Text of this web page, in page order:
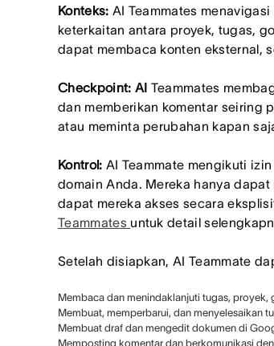
Konteks: AI Teammates
keterkaitan antara proyek, tugas,
dapat membaca konten eksternal,
Checkpoint: AI Teammates
dan memberikan komentar seiring
atau meminta perubahan kapan
Kontrol: AI Teammate mengikuti
domain Anda. Mereka hanya
dapat mereka akses secara
Teammates untuk detail
Setelah disiapkan, AI Teammate
Membaca dan menindaklanjuti tugas,
Membuat, memperbarui, dan menyelesaikan
Membuat draf dan mengedit dokumen di
Memposting komentar dan berkomunikasi